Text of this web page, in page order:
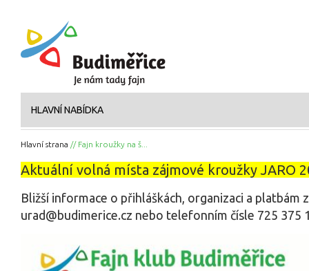
HLAVNÍ NABÍDKA
Hlavní strana // Fajn kroužky na š...
Aktuální volná místa zájmové kroužky JARO
Bližší informace o přihláškách, organizaci a platbám
urad@budimerice.cz nebo telefonním čísle 725 375